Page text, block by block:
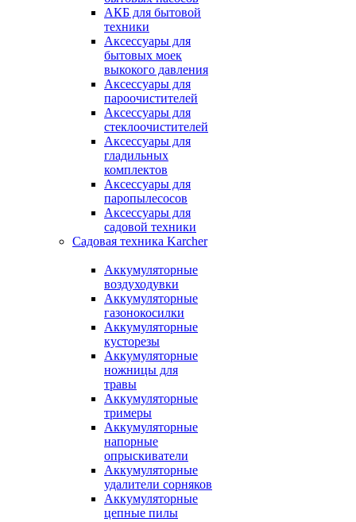
АКБ для бытовой
техники
Аксессуары для
бытовых моек
выкокого давления
Аксессуары для
пароочистителей
Аксессуары для
стеклоочистителей
Аксессуары для
гладильных
комплектов
Аксессуары для
паропылесосов
Аксессуары для
садовой техники
Садовая техника Karcher
Аккумуляторные
воздуходувки
Аккумуляторные
газонокосилки
Аккумуляторные
кусторезы
Аккумуляторные
ножницы для
травы
Аккумуляторные
тримеры
Аккумуляторные
напорные
опрыскиватели
Аккумуляторные
удалители сорняков
Аккумуляторные
цепные пилы